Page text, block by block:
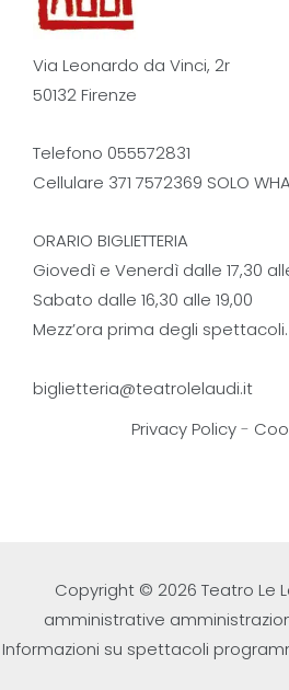
Via Leonardo da Vinci, 2r
50132 Firenze
Telefono 055572831
Cellulare 371 7572369 SOLO
ORARIO BIGLIETTERIA
Giovedì e Venerdì dalle 17,30
Sabato dalle 16,30 alle 19,00
Mezz’ora prima degli spettacoli.
biglietteria@teatrolelaudi.it
Privacy Policy-
Copyright © 2026 Teatro Le
amministrative
Informazioni su spettacoli